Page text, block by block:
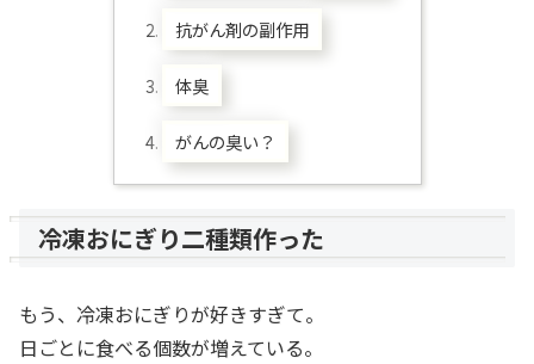
抗がん剤の副作用
体臭
がんの臭い？
冷凍おにぎり二種類作った
もう、冷凍おにぎりが好きすぎて。
日ごとに食べる個数が増えている。